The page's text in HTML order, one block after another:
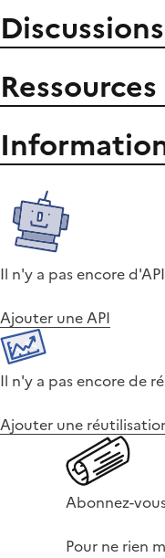
Discussions
Il n'y a pas encore
Ajouter une API
Il n'y a pas encore de
Ajouter une
Abonnez-
Pour ne rien